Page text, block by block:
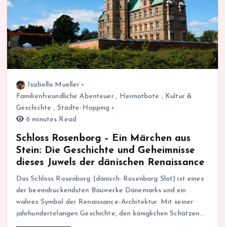
Isabella Mueller
Familienfreundliche Abenteuer, Heimatbote , Kultur &
Geschichte , Städte-Hopping
6 minutes Read
Schloss Rosenborg – Ein Märchen aus
Stein: Die Geschichte und Geheimnisse
dieses Juwels der dänischen Renaissance
Das Schloss Rosenborg (dänisch: Rosenborg Slot) ist eines
der beeindruckendsten Bauwerke Dänemarks und ein
wahres Symbol der Renaissance-Architektur. Mit seiner
jahrhundertelangen Geschichte, den königlichen Schätzen…